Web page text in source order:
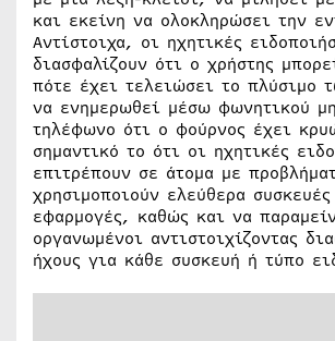
και εκείνη να ολοκληρώσει την
Αντίστοιχα, οι ηχητικές
διασφαλίζουν ότι ο χρήστης
πότε έχει τελειώσει το πλύσιμο
να ενημερωθεί μέσω φωνητικού
τηλέφωνο ότι ο φούρνος έχει
σημαντικό το ότι οι ηχητικές
επιτρέπουν σε άτομα με
χρησιμοποιούν ελεύθερα
εφαρμογές, καθώς και να
οργανωμένοι αντιστοιχίζοντας
ήχους για κάθε συσκευή ή τύπο